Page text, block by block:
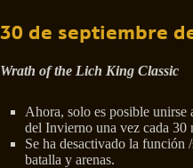
30 de septiembre
Wrath of the Lich King Classic
Ahora, solo es posible unirse
del Invierno una vez cada 30
Se ha desactivado la función
batalla y arenas.